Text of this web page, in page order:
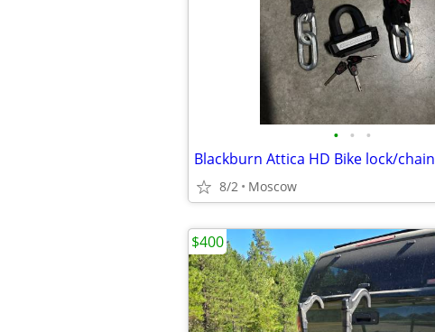
• • •
Blackburn Attica HD Bike lock/chain
8/2 Moscow
$400